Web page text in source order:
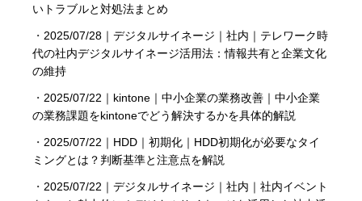
いトラブルと対処法まとめ
・ 2025/07/28｜デジタルサイネージ｜社内｜テレワーク時
代の社内デジタルサイネージ活用法：情報共有と企業文化
の維持
・ 2025/07/22｜kintone｜中小企業の業務改善｜中小企業
の業務課題をkintoneでどう解決するかを具体的解説
・ 2025/07/22｜HDD｜初期化｜HDD初期化が必要なタイ
ミングとは？判断基準と注意点を解説
・ 2025/07/22｜デジタルサイネージ｜社内｜社内イベント